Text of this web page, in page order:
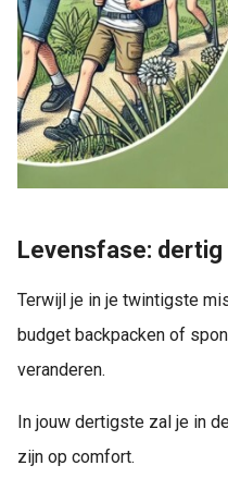
Levensfase:
Terwijl je in je twintigste
budget backpacken of
veranderen.
In jouw dertigste zal je in
zijn op comfort.